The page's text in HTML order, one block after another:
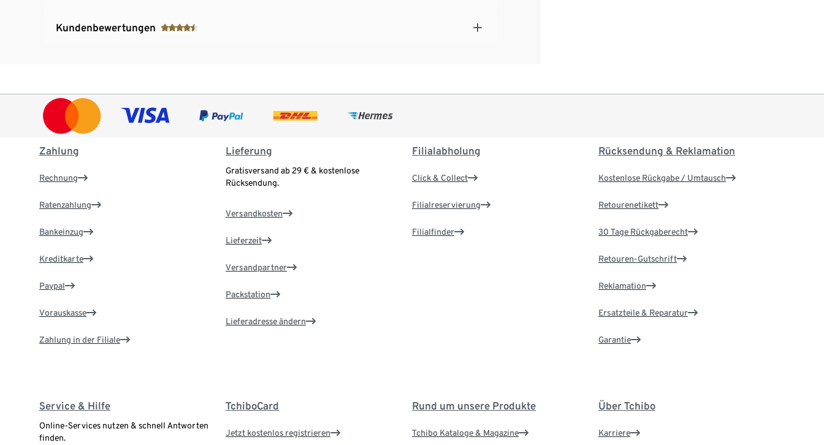
Kundenbewertungen
Zahlung
Rechnung
Ratenzahlung
Bankeinzug
Kreditkarte
Paypal
Vorauskasse
Zahlung in der Filiale
Lieferung
Gratisversand ab 29 € & kostenlose
Rücksendung.
Versandkosten
Lieferzeit
Versandpartner
Packstation
Lieferadresse ändern
Filialabholung
Click & Collect
Filialreservierung
Filialfinder
Rücksendung & Reklamation
Kostenlose Rückgabe / Umtausch
Retourenetikett
30 Tage Rückgaberecht
Retouren-Gutschrift
Reklamation
Ersatzteile & Reparatur
Garantie
Service & Hilfe
Online-Services nutzen & schnell Antworten
finden.
TchiboCard
Jetzt kostenlos registrieren
Rund um unsere Produkte
Tchibo Kataloge & Magazine
Über Tchibo
Karriere